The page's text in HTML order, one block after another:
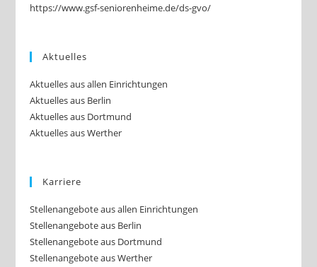
https://www.gsf-seniorenheime.de/ds-gvo/
Aktuelles
Aktuelles aus allen Einrichtungen
Aktuelles aus Berlin
Aktuelles aus Dortmund
Aktuelles aus Werther
Karriere
Stellenangebote aus allen Einrichtungen
Stellenangebote aus Berlin
Stellenangebote aus Dortmund
Stellenangebote aus Werther